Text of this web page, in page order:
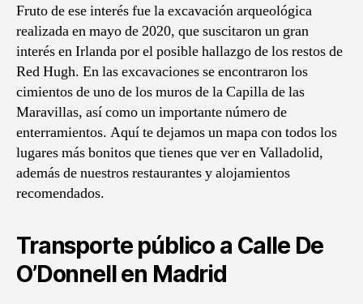
Fruto de ese interés fue la excavación arqueológica
realizada en mayo de 2020, que suscitaron un gran
interés en Irlanda por el posible hallazgo de los restos de
Red Hugh. En las excavaciones se encontraron los
cimientos de uno de los muros de la Capilla de las
Maravillas, así como un importante número de
enterramientos. Aquí te dejamos un mapa con todos los
lugares más bonitos que tienes que ver en Valladolid,
además de nuestros restaurantes y alojamientos
recomendados.
Transporte público a Calle De
O’Donnell en Madrid